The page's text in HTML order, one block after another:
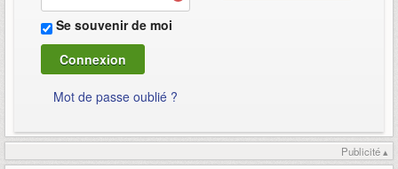
Se souvenir de moi
Mot de passe oublié ?
Publicité ▴